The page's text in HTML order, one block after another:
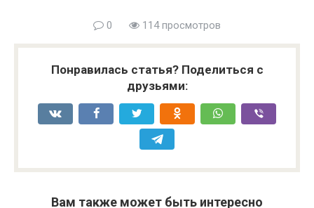
0 114 просмотров
Понравилась статья? Поделиться с
друзьями:
Вам также может быть интересно